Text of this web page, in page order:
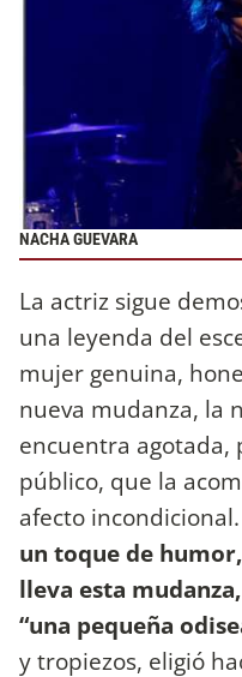
NACHA GUEVARA
La actriz sigue
una leyenda del
mujer genuina,
nueva mudanza, la
encuentra agotada,
público, que la
afecto incondicional.
un toque de humor,
lleva esta
“una pequeña
y tropiezos, eligió